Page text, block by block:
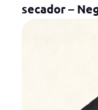
secador –